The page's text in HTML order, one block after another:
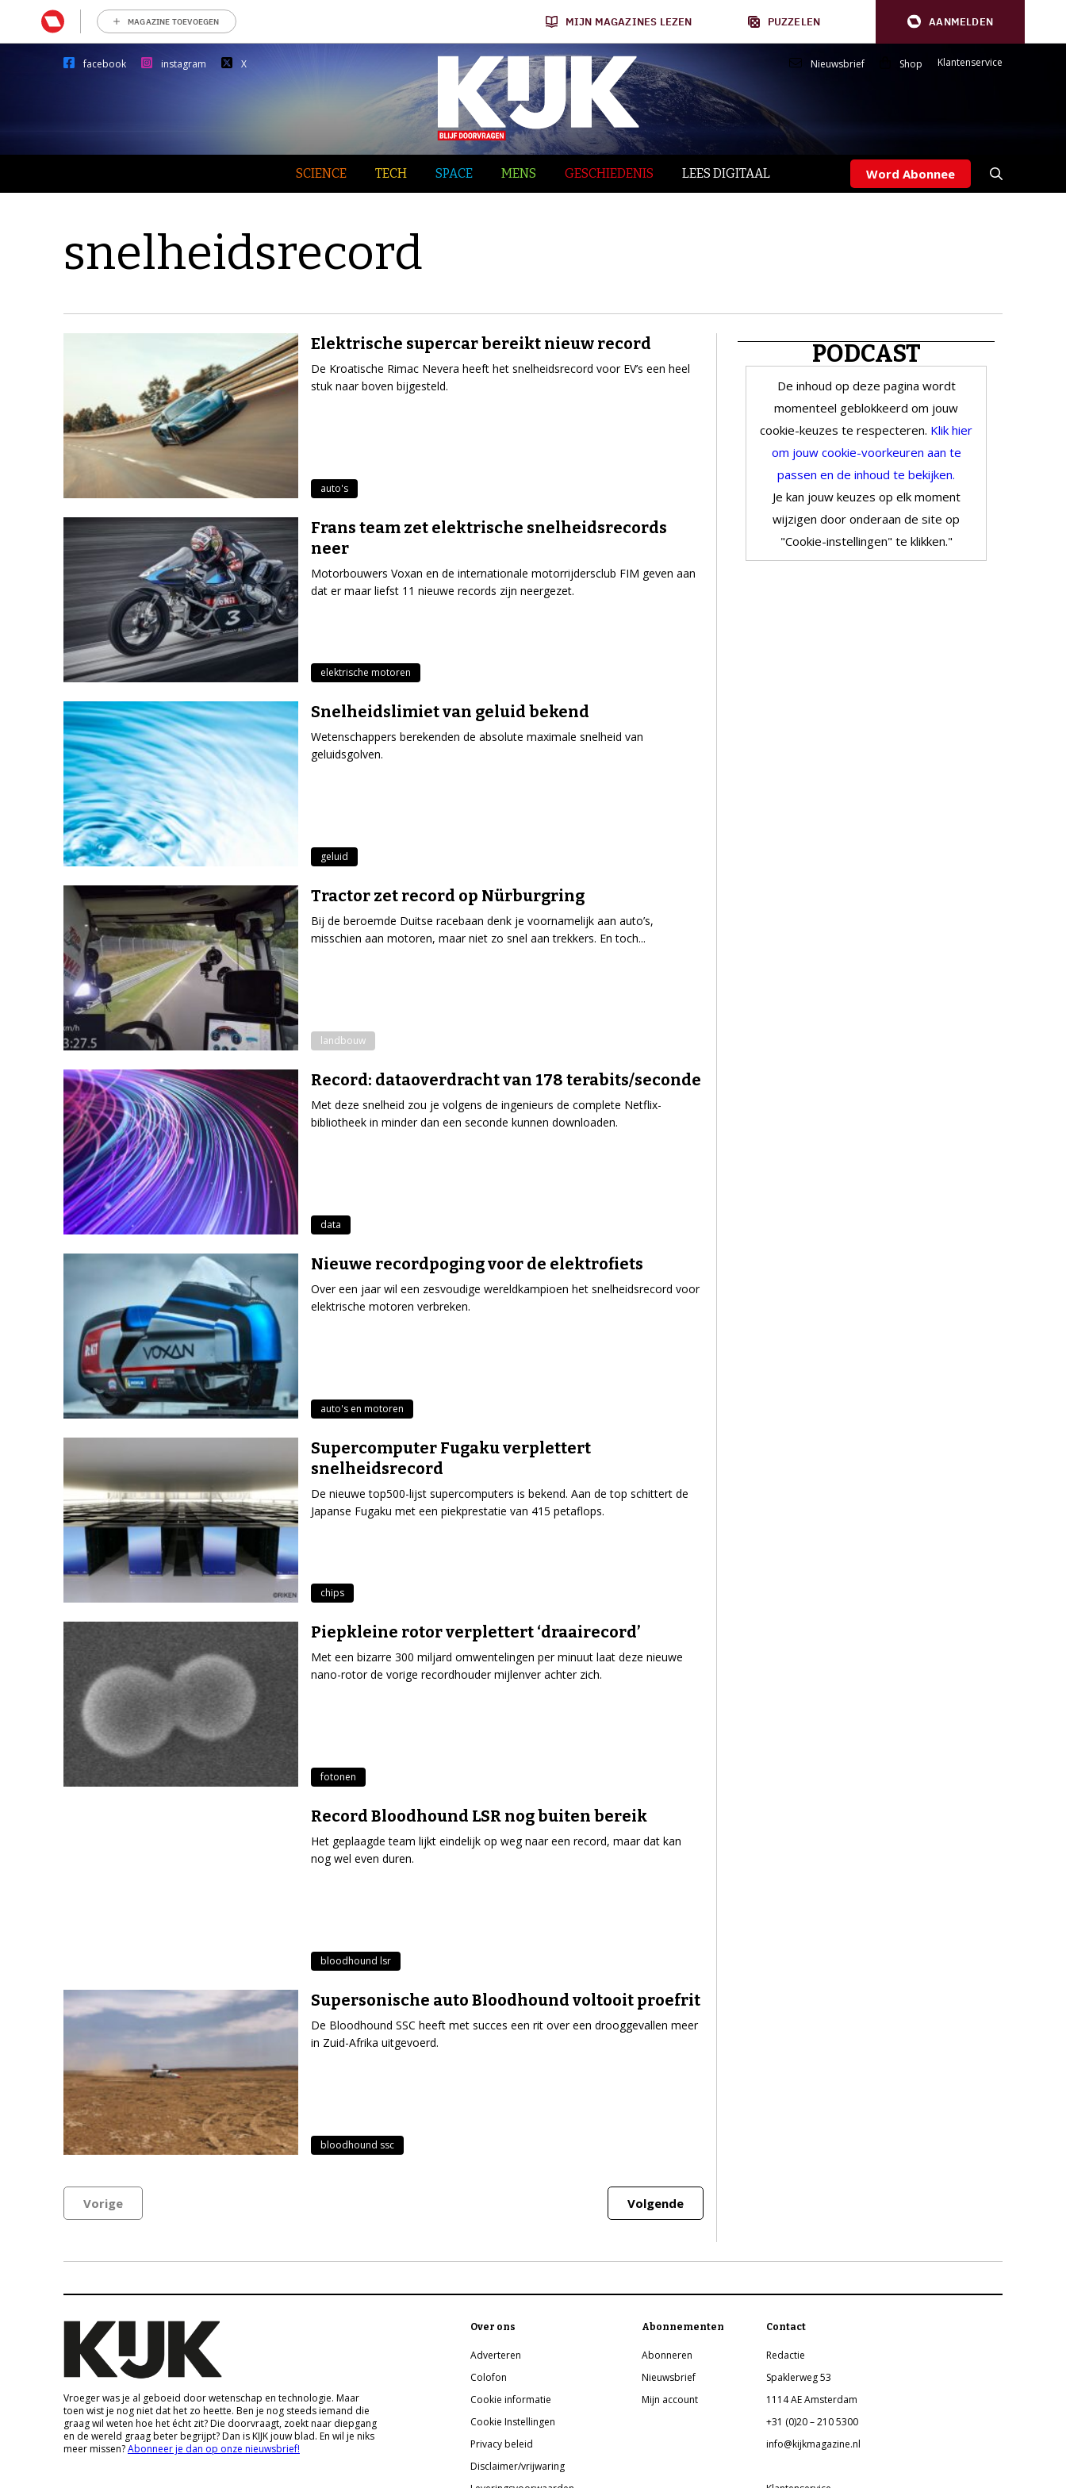
MAGAZINE TOEVOEGEN MIJN MAGAZINES LEZEN PUZZELEN AANMELDEN
facebook instagram X Nieuwsbrief Shop Klantenservice
SCIENCE TECH SPACE MENS GESCHIEDENIS LEES DIGITAAL Word Abonnee
snelheidsrecord
Elektrische supercar bereikt nieuw record
De Kroatische Rimac Nevera heeft het snelheidsrecord voor EV’s een heel
stuk naar boven bijgesteld.
auto's
Frans team zet elektrische snelheidsrecords
neer
Motorbouwers Voxan en de internationale motorrijdersclub FIM geven aan
dat er maar liefst 11 nieuwe records zijn neergezet.
elektrische motoren
Snelheidslimiet van geluid bekend
Wetenschappers berekenden de absolute maximale snelheid van
geluidsgolven.
geluid
Tractor zet record op Nürburgring
Bij de beroemde Duitse racebaan denk je voornamelijk aan auto’s,
misschien aan motoren, maar niet zo snel aan trekkers. En toch...
landbouw
Record: dataoverdracht van 178 terabits/seconde
Met deze snelheid zou je volgens de ingenieurs de complete Netflix-
bibliotheek in minder dan een seconde kunnen downloaden.
data
Nieuwe recordpoging voor de elektrofiets
Over een jaar wil een zesvoudige wereldkampioen het snelheidsrecord voor
elektrische motoren verbreken.
auto's en motoren
Supercomputer Fugaku verplettert
snelheidsrecord
De nieuwe top500-lijst supercomputers is bekend. Aan de top schittert de
Japanse Fugaku met een piekprestatie van 415 petaflops.
chips
Piepkleine rotor verplettert ‘draairecord’
Met een bizarre 300 miljard omwentelingen per minuut laat deze nieuwe
nano-rotor de vorige recordhouder mijlenver achter zich.
fotonen
Record Bloodhound LSR nog buiten bereik
Het geplaagde team lijkt eindelijk op weg naar een record, maar dat kan
nog wel even duren.
bloodhound lsr
Supersonische auto Bloodhound voltooit proefrit
De Bloodhound SSC heeft met succes een rit over een drooggevallen meer
in Zuid-Afrika uitgevoerd.
bloodhound ssc
Vorige Volgende
PODCAST
De inhoud op deze pagina wordt
momenteel geblokkeerd om jouw
cookie-keuzes te respecteren. Klik hier
om jouw cookie-voorkeuren aan te
passen en de inhoud te bekijken.
Je kan jouw keuzes op elk moment
wijzigen door onderaan de site op
"Cookie-instellingen" te klikken."
Vroeger was je al geboeid door wetenschap en technologie. Maar
toen wist je nog niet dat het zo heette. Ben je nog steeds iemand die
graag wil weten hoe het écht zit? Die doorvraagt, zoekt naar diepgang
en de wereld graag beter begrijpt? Dan is KIJK jouw blad. En wil je niks
meer missen?Abonneer je dan op onze nieuwsbrief!
Over ons
Adverteren
Colofon
Cookie informatie
Cookie Instellingen
Privacy beleid
Disclaimer/vrijwaring
Abonnementen
Abonneren
Nieuwsbrief
Mijn account
Contact
Redactie
Spaklerweg 53
1114 AE Amsterdam
+31 (0)20 – 210 5300
info@kijkmagazine.nl